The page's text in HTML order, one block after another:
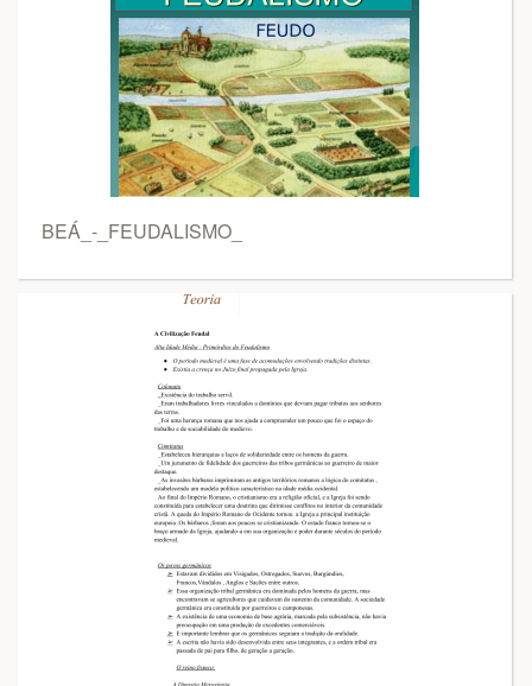
BEÁ_-_FEUDALISMO_